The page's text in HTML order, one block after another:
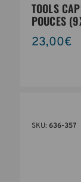
TOOLS
POUCES
23,00€
SKU: 636-357